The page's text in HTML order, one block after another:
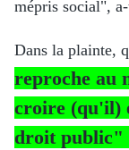
mépris social",
Dans la plainte,
reproche au
croire (qu'il)
droit public"